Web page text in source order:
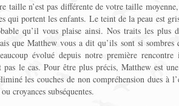
taille n’est pas différente de votre taille
qui portent les enfants. Le teint de la peau est
qu’il vous plaise ainsi. Nos traits les plus
que Matthew vous a dit qu’ils sont si
évolué depuis notre première
pas le cas. Pour être plus précis, Matthew est
les couches de non compréhension dues à
croyances subséquentes.